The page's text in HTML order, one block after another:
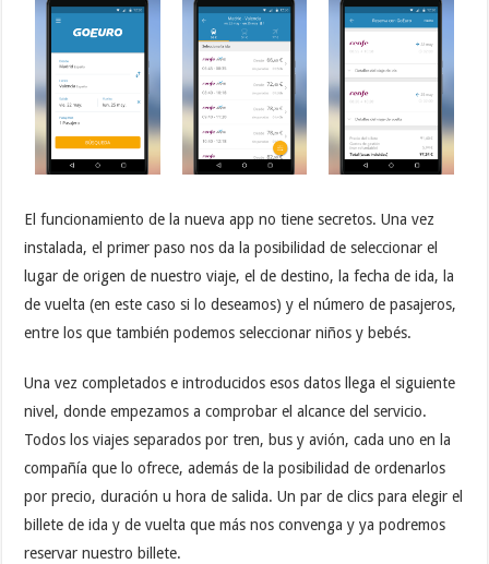
El funcionamiento de la nueva app no tiene secretos. Una vez
instalada, el primer paso nos da la posibilidad de seleccionar el
lugar de origen de nuestro viaje, el de destino, la fecha de ida, la
de vuelta (en este caso si lo deseamos) y el número de pasajeros,
entre los que también podemos seleccionar niños y bebés.
Una vez completados e introducidos esos datos llega el siguiente
nivel, donde empezamos a comprobar el alcance del servicio.
Todos los viajes separados por tren, bus y avión, cada uno en la
compañía que lo ofrece, además de la posibilidad de ordenarlos
por precio, duración u hora de salida. Un par de clics para elegir el
billete de ida y de vuelta que más nos convenga y ya podremos
reservar nuestro billete.